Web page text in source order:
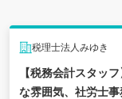
税理士法人みゆき
【税務会計スタッ
な雰囲気、社労士